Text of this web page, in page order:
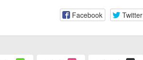
Facebook Twitter